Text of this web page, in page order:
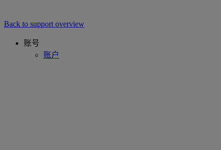
Back to support overview
账号
账户